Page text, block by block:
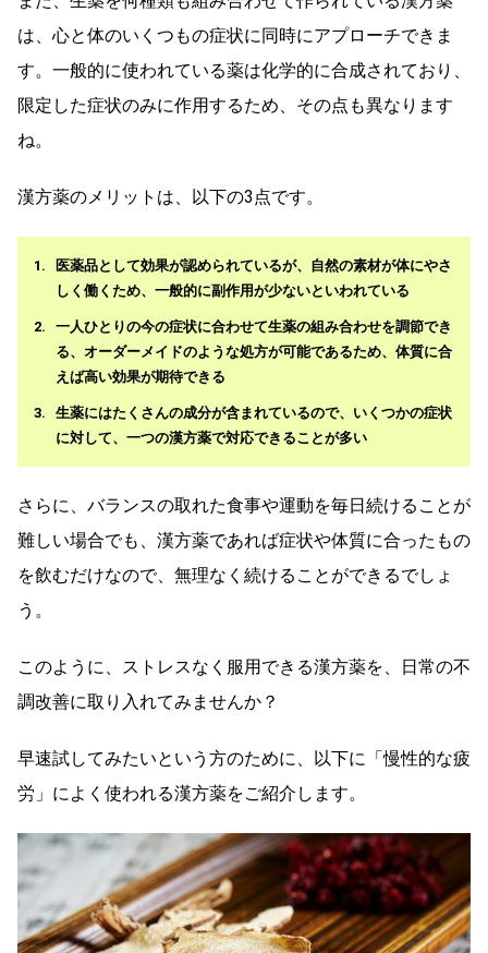
は、心と体のいくつもの症状に同時にアプローチできま
す。一般的に使われている薬は化学的に合成されており、
限定した症状のみに作用するため、その点も異なります
ね。
漢方薬のメリットは、以下の3点です。
医薬品として効果が認められているが、自然の素材が体にやさ
しく働くため、一般的に副作用が少ないといわれている
一人ひとりの今の症状に合わせて生薬の組み合わせを調節でき
る、オーダーメイドのような処方が可能であるため、体質に合
えば高い効果が期待できる
生薬にはたくさんの成分が含まれているので、いくつかの症状
に対して、一つの漢方薬で対応できることが多い
さらに、バランスの取れた食事や運動を毎日続けることが
難しい場合でも、漢方薬であれば症状や体質に合ったもの
を飲むだけなので、無理なく続けることができるでしょ
う。
このように、ストレスなく服用できる漢方薬を、日常の不
調改善に取り入れてみませんか？
早速試してみたいという方のために、以下に「慢性的な疲
労」によく使われる漢方薬をご紹介します。